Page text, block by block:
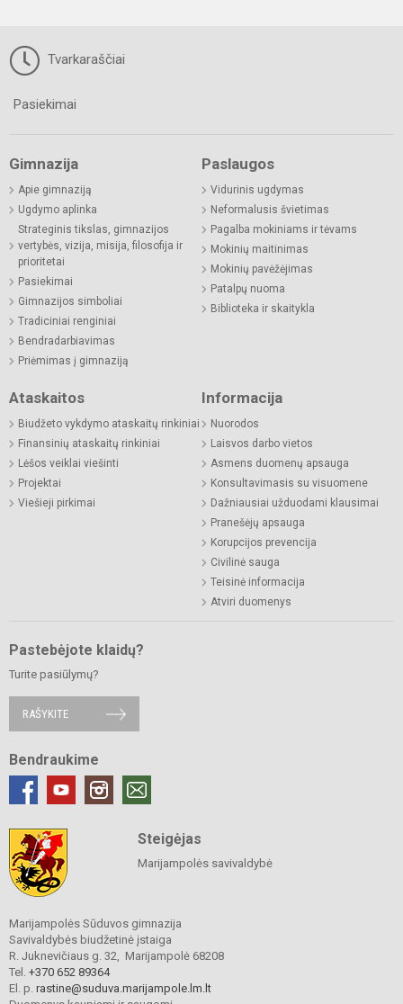
Tvarkaraščiai
Pasiekimai
Gimnazija
Apie gimnaziją
Ugdymo aplinka
Strateginis tikslas, gimnazijos
vertybės, vizija, misija, filosofija ir
prioritetai
Pasiekimai
Gimnazijos simboliai
Tradiciniai renginiai
Bendradarbiavimas
Priėmimas į gimnaziją
Paslaugos
Vidurinis ugdymas
Neformalusis švietimas
Pagalba mokiniams ir tėvams
Mokinių maitinimas
Mokinių pavėžėjimas
Patalpų nuoma
Biblioteka ir skaitykla
Ataskaitos
Biudžeto vykdymo ataskaitų rinkiniai
Finansinių ataskaitų rinkiniai
Lėšos veiklai viešinti
Projektai
Viešieji pirkimai
Informacija
Nuorodos
Laisvos darbo vietos
Asmens duomenų apsauga
Konsultavimasis su visuomene
Dažniausiai užduodami klausimai
Pranešėjų apsauga
Korupcijos prevencija
Civilinė sauga
Teisinė informacija
Atviri duomenys
Pastebėjote klaidų?
Turite pasiūlymų?
RAŠYKITE
Bendraukime
Steigėjas
Marijampolės savivaldybė
Marijampolės Sūduvos gimnazija
Savivaldybės biudžetinė įstaiga
R. Juknevičiaus g. 32, Marijampolė 68208
Tel. +370 652 89364
El. p. rastine@suduva.marijampole.lm.lt